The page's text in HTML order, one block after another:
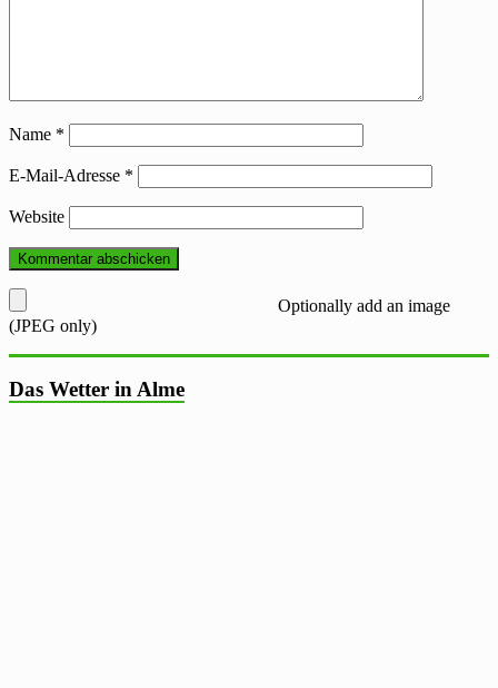
Name *
E-Mail-Adresse *
Website
Optionally add an image
(JPEG only)
Das Wetter in Alme